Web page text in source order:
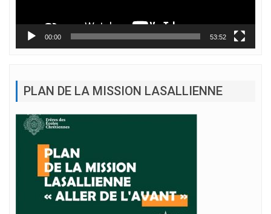
00:00 53:52
PLAN DE LA MISSION LASALLIENNE